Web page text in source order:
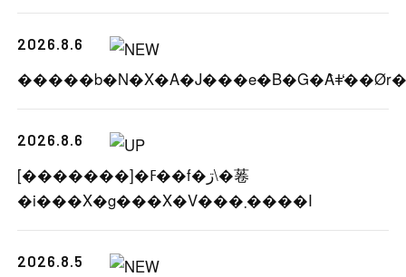
2026.8.6
2026.8.6
[�������]�ߓ��f�ڗ\�菤
�i���X�g���X�V���܂����I
2026.8.5